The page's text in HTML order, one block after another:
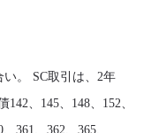
。 SC取引は、2年
、145、148、152、
361、362、365、